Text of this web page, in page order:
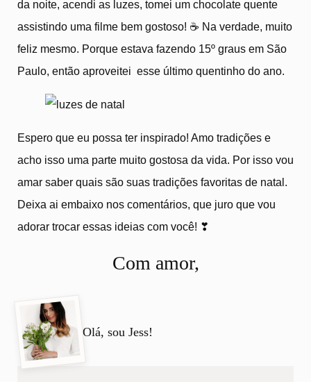
da noite, acendi as luzes, tomei um chocolate quente
assistindo uma filme bem gostoso! ☕ Na verdade, muito
feliz mesmo. Porque estava fazendo 15º graus em São
Paulo, então aproveitei esse último quentinho do ano.
Espero que eu possa ter inspirado! Amo tradições e
acho isso uma parte muito gostosa da vida. Por isso vou
amar saber quais são suas tradições favoritas de natal.
Deixa ai embaixo nos comentários, que juro que vou
adorar trocar essas ideias com você! ❣
Com amor,
Olá, sou Jess!